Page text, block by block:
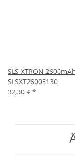
SLS XTRON
SLSXT26003130
32,30 € *